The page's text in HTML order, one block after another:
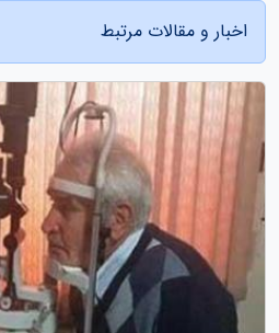
اخبار و مقالات مرتبط